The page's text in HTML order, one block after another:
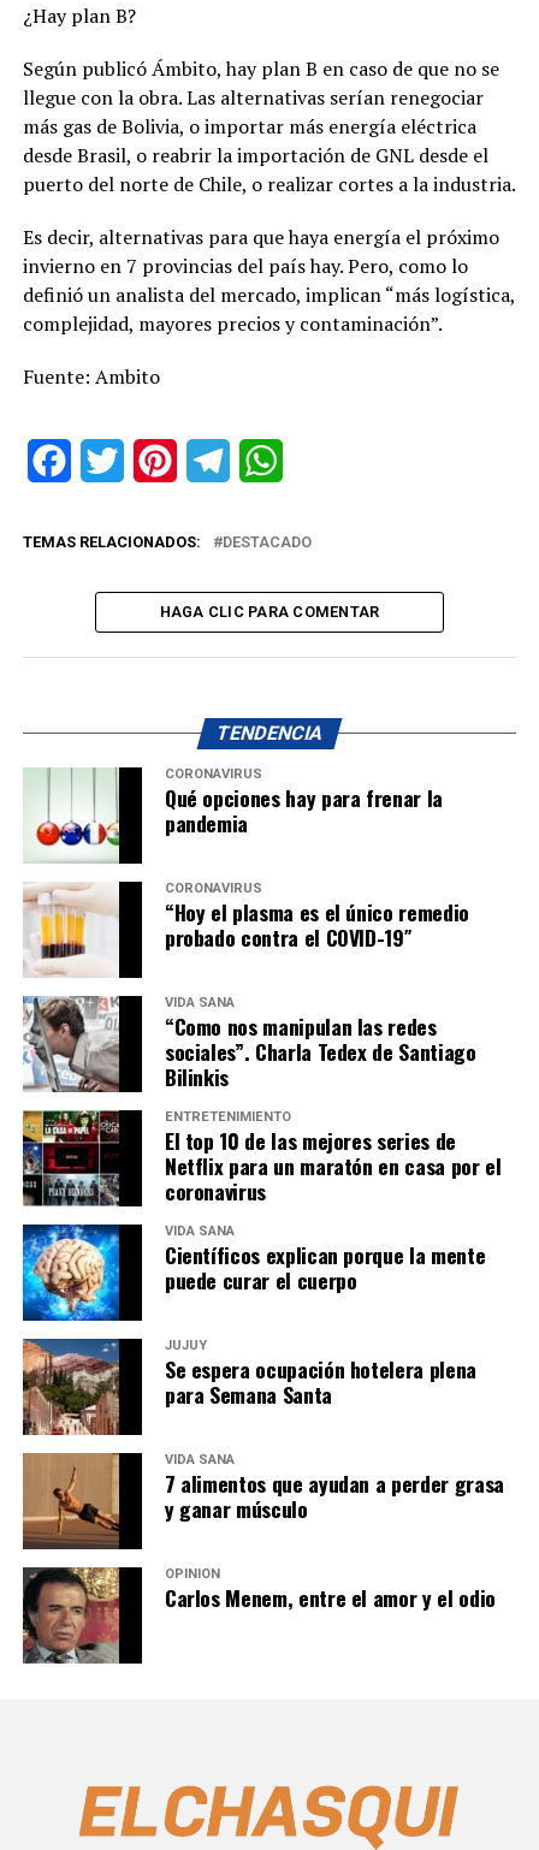
¿Hay plan B?
Según publicó Ámbito, hay plan B en caso de que no se
llegue con la obra. Las alternativas serían renegociar
más gas de Bolivia, o importar más energía eléctrica
desde Brasil, o reabrir la importación de GNL desde el
puerto del norte de Chile, o realizar cortes a la industria.
Es decir, alternativas para que haya energía el próximo
invierno en 7 provincias del país hay. Pero, como lo
definió un analista del mercado, implican “más logística,
complejidad, mayores precios y contaminación”.
Fuente: Ambito
FacebookTwitter PinterestTelegram
TEMAS RELACIONADOS: DESTACADO
HAGA CLIC PARA COMENTAR
TENDENCIA
CORONAVIRUS
Qué opciones hay para frenar la
pandemia
CORONAVIRUS
“Hoy el plasma es el único remedio
probado contra el COVID-19″
VIDA SANA
“Como nos manipulan las redes
sociales”. Charla Tedex de Santiago
Bilinkis
ENTRETENIMIENTO
El top 10 de las mejores series de
Netflix para un maratón en casa por el
coronavirus
VIDA SANA
Científicos explican porque la mente
puede curar el cuerpo
JUJUY
Se espera ocupación hotelera plena
para Semana Santa
VIDA SANA
7 alimentos que ayudan a perder grasa
y ganar músculo
OPINIÓN
Carlos Menem, entre el amor y el odio